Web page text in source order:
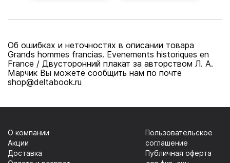
Двусторонний
спрягающиеся
Двусторонний
плакат
(французский
Об ошибках и неточностях в описании товара
Grands hommes francias. Evenements historiques en
France / Двусторонний плакат за авторством Л. А.
Марчик Вы можете сообщить нам по почте
shop@deltabook.ru
О компании
Акции
Доставка
Пользовательское
соглашение
Публичная оферта